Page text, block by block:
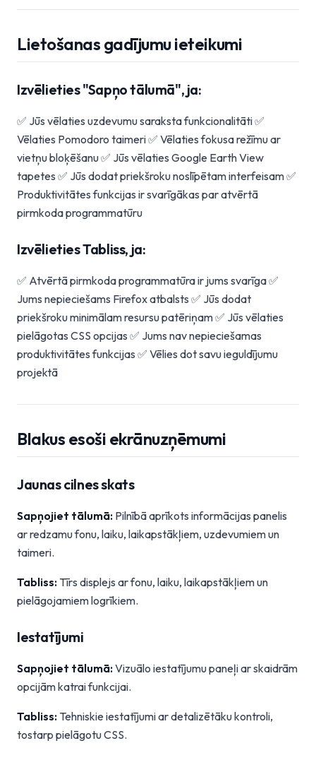
Lietošanas gadījumu ieteikumi
Izvēlieties "Sapņo tālumā", ja:
✅ Jūs vēlaties uzdevumu saraksta funkcionalitāti ✅
Vēlaties Pomodoro taimeri ✅ Vēlaties fokusa režīmu ar
vietņu bloķēšanu ✅ Jūs vēlaties Google Earth View
tapetes ✅ Jūs dodat priekšroku noslīpētam interfeisam ✅
Produktivitātes funkcijas ir svarīgākas par atvērtā
pirmkoda programmatūru
Izvēlieties Tabliss, ja:
✅ Atvērtā pirmkoda programmatūra ir jums svarīga ✅
Jums nepieciešams Firefox atbalsts ✅ Jūs dodat
priekšroku minimālam resursu patēriņam ✅ Jūs vēlaties
pielāgotas CSS opcijas ✅ Jums nav nepieciešamas
produktivitātes funkcijas ✅ Vēlies dot savu ieguldījumu
projektā
Blakus esoši ekrānuzņēmumi
Jaunas cilnes skats
Sapņojiet tālumā: Pilnībā aprīkots informācijas panelis
ar redzamu fonu, laiku, laikapstākļiem, uzdevumiem un
taimeri.
Tabliss: Tīrs displejs ar fonu, laiku, laikapstākļiem un
pielāgojamiem logrīkiem.
Iestatījumi
Sapņojiet tālumā:Vizuālo iestatījumu paneļi ar skaidrām
opcijām katrai funkcijai.
Tabliss: Tehniskie iestatījumi ar detalizētāku kontroli,
tostarp pielāgotu CSS.